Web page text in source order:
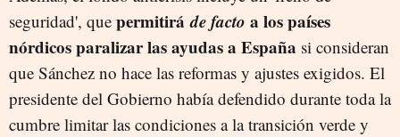
seguridad', que permitiráde facto a los países
nórdicos paralizar las ayudas a España si consideran
que Sánchez no hace las reformas y ajustes exigidos. El
presidente del Gobierno había defendido durante toda la
cumbre limitar las condiciones a la transición verde y